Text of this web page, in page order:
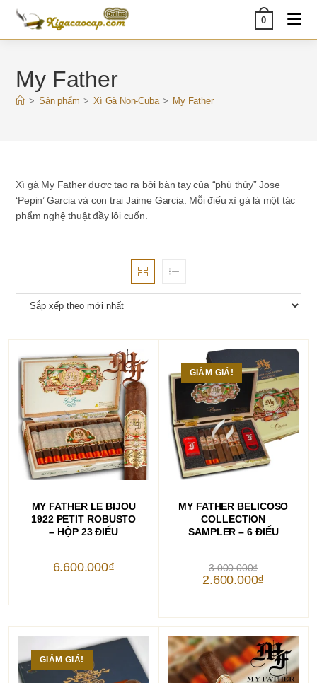
Skip
content
0
My Father
> Sản phẩm > Xì Gà Non-Cuba > My Father
Xì gà My Father được tạo ra bởi bàn tay của “phù thủy” Jose
‘Pepin’ Garcia và con trai Jaime Garcia. Mỗi điếu xì gà là một tác
phẩm nghệ thuật đầy lôi cuốn.
MY FATHER LE BIJOU
1922 PETIT ROBUSTO
– HỘP 23 ĐIẾU
6.600.000₫
GIẢM GIÁ!
MY FATHER BELICOSO
COLLECTION
SAMPLER – 6 ĐIẾU
3.000.000₫
gốc
là:
2.600.000₫
2.600.000₫.
GIẢM GIÁ!